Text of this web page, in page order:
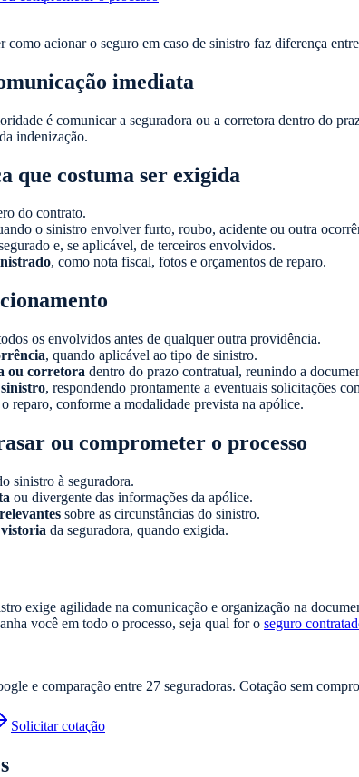
acionar o seguro em caso de sinistro faz diferença
imediata
é comunicar a seguradora ou a corretora dentro do
indenização.
que costuma ser exigida
do contrato.
o sinistro envolver furto, roubo, acidente ou outra
e, se aplicável, de terceiros envolvidos.
, como nota fiscal, fotos e orçamentos de reparo.
os envolvidos antes de qualquer outra providência.
, quando aplicável ao tipo de sinistro.
ou corretora dentro do prazo contratual, reunindo a
, respondendo prontamente a eventuais solicitações
reparo, conforme a modalidade prevista na apólice.
ou comprometer o processo
sinistro à seguradora.
ou divergente das informações da apólice.
sobre as circunstâncias do sinistro.
da seguradora, quando exigida.
exige agilidade na comunicação e organização na
você em todo o processo, seja qual for o seguro
e comparação entre 27 seguradoras. Cotação sem
Solicitar cotação